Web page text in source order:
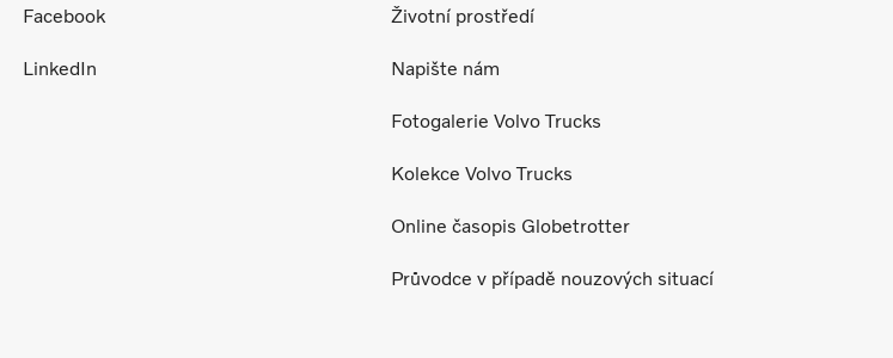
Facebook
LinkedIn
Životní prostředí
Napište nám
Fotogalerie Volvo Trucks
Kolekce Volvo Trucks
Online časopis Globetrotter
Průvodce v případě nouzových situací